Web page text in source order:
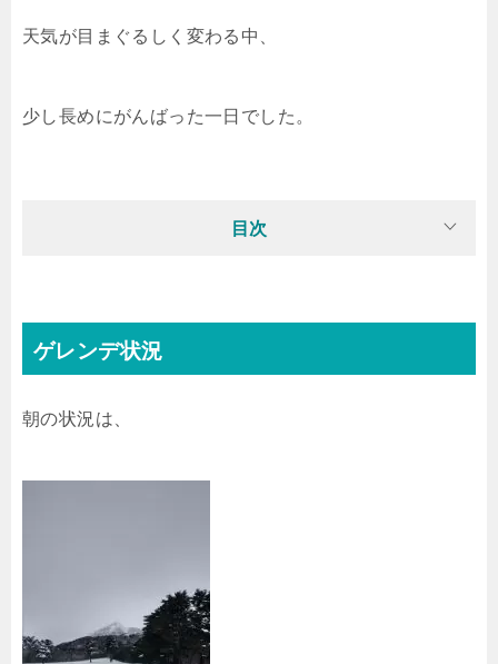
天気が目まぐるしく変わる中、
少し長めにがんばった一日でした。
目次
ゲレンデ状況
朝の状況は、